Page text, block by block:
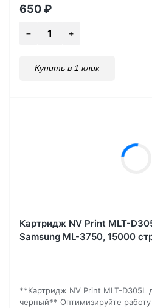
650₽
Купить в 1 клик
Картридж NV Print MLT-
Samsung ML-3750, 15000
**Картридж NV Print MLT-D305L
черный** Оптимизируйте